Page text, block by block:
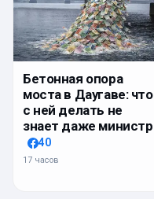
Бетонная опора
моста в Даугаве: что
с ней делать не
знает даже министр
40
17 часов